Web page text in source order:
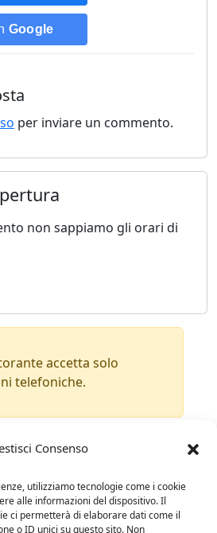
Consenso
utilizziamo tecnologie come i cookie
alle informazioni del dispositivo. Il
ci permetterà di elaborare dati come il
o ID unici su questo sito. Non
Google
per inviare un commento.
non sappiamo gli orari di
accetta solo
telefoniche.
0345 85033